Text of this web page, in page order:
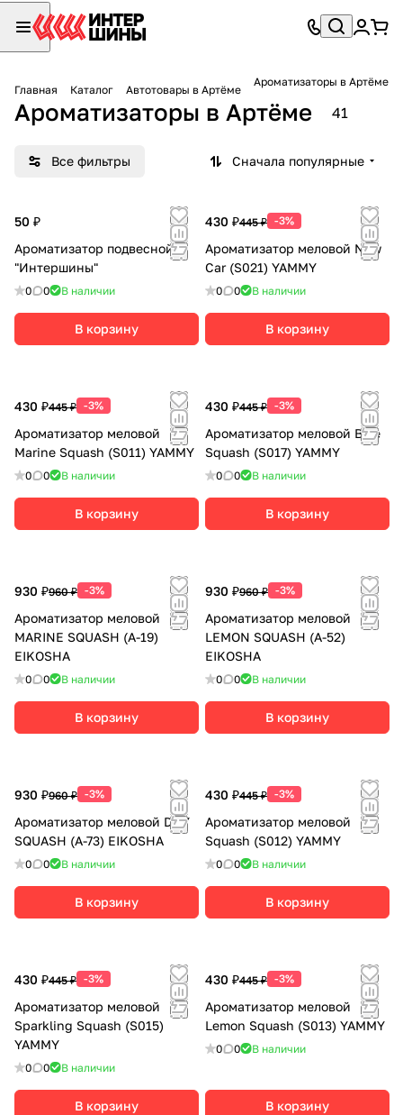
Главная Каталог Автотовары в Артёме
Ароматизаторы в Артёме
Ароматизаторы в Артёме 41
Все фильтры Сначала популярные
50 ₽
Ароматизатор подвесной
"Интершины"
0 0 В наличии
В корзину
430 ₽445 ₽ -3%
Ароматизатор меловой New
Car (S021) YAMMY
0 0 В наличии
В корзину
430 ₽445 ₽ -3%
Ароматизатор меловой
Marine Squash (S011) YAMMY
0 0 В наличии
В корзину
430 ₽445 ₽ -3%
Ароматизатор меловой Blue
Squash (S017) YAMMY
0 0 В наличии
В корзину
930 ₽960 ₽ -3%
Ароматизатор меловой
MARINE SQUASH (A-19)
EIKOSHA
0 0 В наличии
В корзину
930 ₽960 ₽ -3%
Ароматизатор меловой
LEMON SQUASH (A-52)
EIKOSHA
0 0 В наличии
В корзину
930 ₽960 ₽ -3%
Ароматизатор меловой DRY
SQUASH (А-73) EIKOSHA
0 0 В наличии
В корзину
430 ₽445 ₽ -3%
Ароматизатор меловой
Squash (S012) YAMMY
0 0 В наличии
В корзину
430 ₽445 ₽ -3%
Ароматизатор меловой
Sparkling Squash (S015)
YAMMY
0 0 В наличии
В корзину
430 ₽445 ₽ -3%
Ароматизатор меловой
Lemon Squash (S013) YAMMY
0 0 В наличии
В корзину